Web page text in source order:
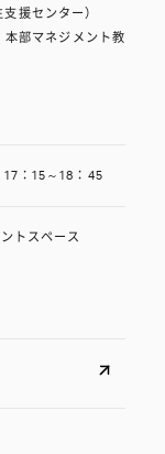
援センター）
部マネジメント教
17：15～18：45
トスペース